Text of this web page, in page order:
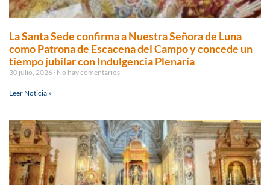
La Santa Sede confirma a Nuestra Señora de Luna
como Patrona de Escacena del Campo y concede un
tiempo jubilar con Indulgencia Plenaria
30 julio, 2026 No hay comentarios
Leer Noticia »